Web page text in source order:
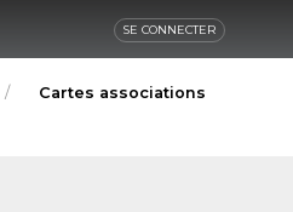
SE CONNECTER
Cartes associations